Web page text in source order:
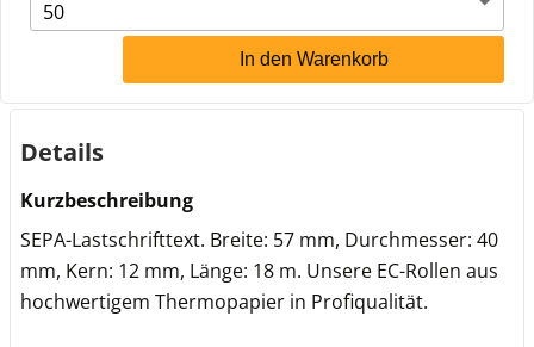
In den Warenkorb
Details
Kurzbeschreibung
SEPA-Lastschrifttext. Breite: 57 mm, Durchmesser: 40
mm, Kern: 12 mm, Länge: 18 m. Unsere EC-Rollen aus
hochwertigem Thermopapier in Profiqualität.